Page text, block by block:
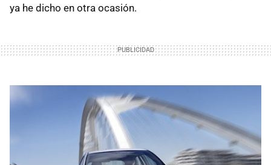
ya he dicho en otra ocasión.